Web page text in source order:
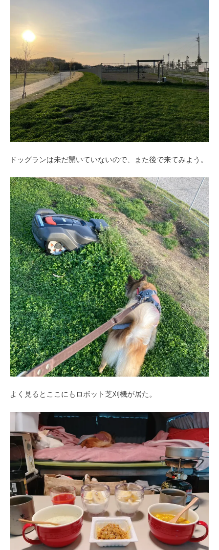
ドッグランは未だ開いていないので、また後で来てみよう。
よく見るとここにもロボット芝刈機が居た。